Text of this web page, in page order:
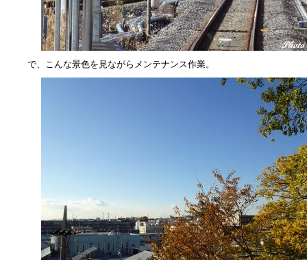
で、こんな景色を見ながらメンテナンス作業。